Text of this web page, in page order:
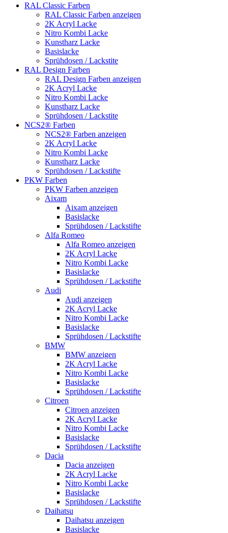
RAL Classic Farben
RAL Classic Farben anzeigen
2K Acryl Lacke
Nitro Kombi Lacke
Kunstharz Lacke
Basislacke
Sprühdosen / Lackstite
RAL Design Farben
RAL Design Farben anzeigen
2K Acryl Lacke
Nitro Kombi Lacke
Kunstharz Lacke
Sprühdosen / Lackstite
NCS2® Farben
NCS2® Farben anzeigen
2K Acryl Lacke
Nitro Kombi Lacke
Kunstharz Lacke
Sprühdosen / Lackstifte
PKW Farben
PKW Farben anzeigen
Aixam
Aixam anzeigen
Basislacke
Sprühdosen / Lackstifte
Alfa Romeo
Alfa Romeo anzeigen
2K Acryl Lacke
Nitro Kombi Lacke
Basislacke
Sprühdosen / Lackstifte
Audi
Audi anzeigen
2K Acryl Lacke
Nitro Kombi Lacke
Basislacke
Sprühdosen / Lackstifte
BMW
BMW anzeigen
2K Acryl Lacke
Nitro Kombi Lacke
Basislacke
Sprühdosen / Lackstifte
Citroen
Citroen anzeigen
2K Acryl Lacke
Nitro Kombi Lacke
Basislacke
Sprühdosen / Lackstifte
Dacia
Dacia anzeigen
2K Acryl Lacke
Nitro Kombi Lacke
Basislacke
Sprühdosen / Lackstifte
Daihatsu
Daihatsu anzeigen
Basislacke